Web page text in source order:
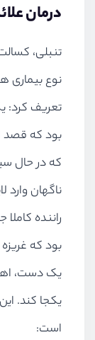
درمان
تنبلی،
نوع بیماری
تعریف کرد:
بود که قصد
که در حال
ناگهان
راننده
بود که
یک دست،
یکجا کند.
است: